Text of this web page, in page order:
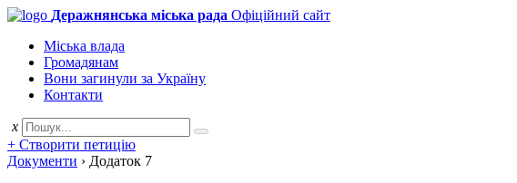
Деражнянська міська рада Офіційний сайт
Міська влада
Громадянам
Вони загинули за Україну
Контакти
x
+ Створити петицію
Документи › Додаток 7